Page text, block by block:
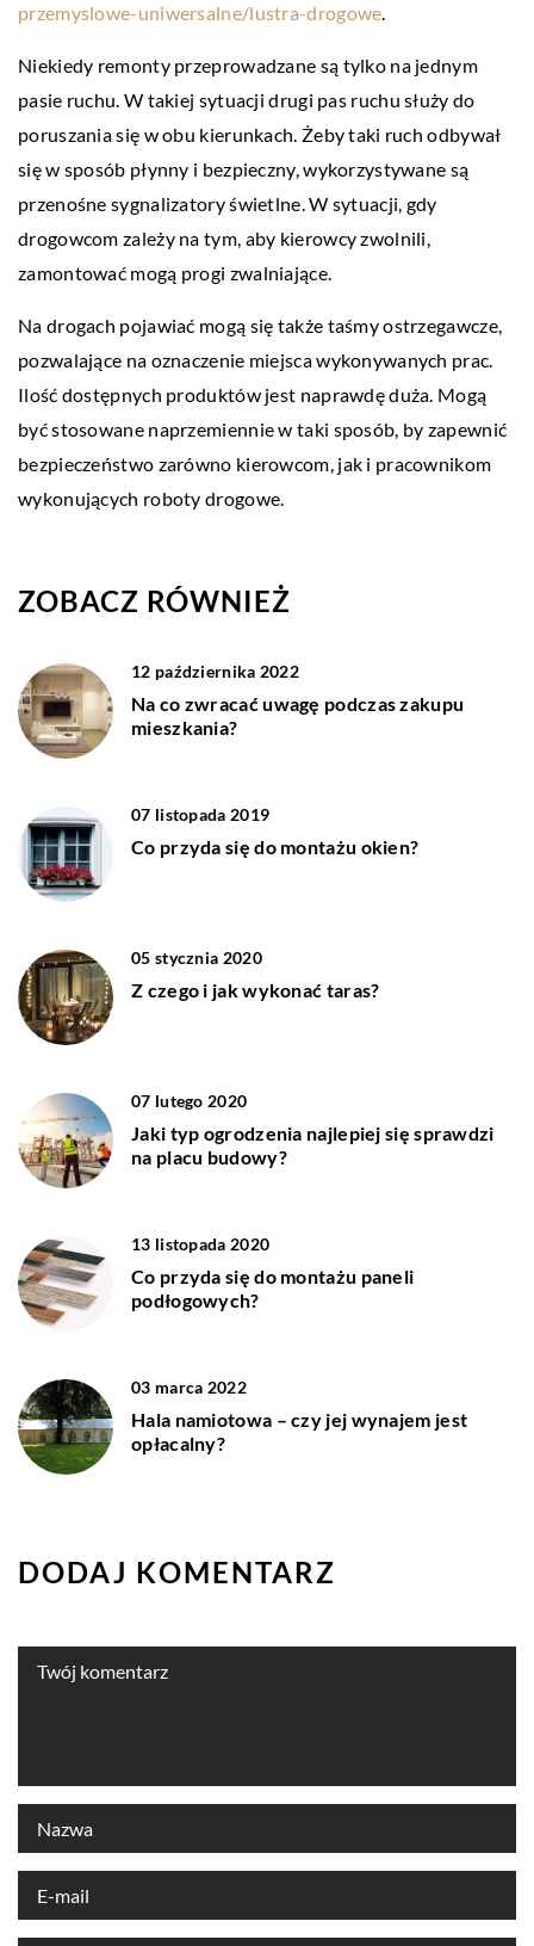
przemyslowe-uniwersalne/lustra-drogowe.
Niekiedy remonty przeprowadzane są tylko na jednym
pasie ruchu. W takiej sytuacji drugi pas ruchu służy do
poruszania się w obu kierunkach. Żeby taki ruch odbywał
się w sposób płynny i bezpieczny, wykorzystywane są
przenośne sygnalizatory świetlne. W sytuacji, gdy
drogowcom zależy na tym, aby kierowcy zwolnili,
zamontować mogą progi zwalniające.
Na drogach pojawiać mogą się także taśmy ostrzegawcze,
pozwalające na oznaczenie miejsca wykonywanych prac.
Ilość dostępnych produktów jest naprawdę duża. Mogą
być stosowane naprzemiennie w taki sposób, by zapewnić
bezpieczeństwo zarówno kierowcom, jak i pracownikom
wykonujących roboty drogowe.
ZOBACZ RÓWNIEŻ
12 października 2022
Na co zwracać uwagę podczas zakupu
mieszkania?
07 listopada 2019
Co przyda się do montażu okien?
05 stycznia 2020
Z czego i jak wykonać taras?
07 lutego 2020
Jaki typ ogrodzenia najlepiej się sprawdzi
na placu budowy?
13 listopada 2020
Co przyda się do montażu paneli
podłogowych?
03 marca 2022
Hala namiotowa – czy jej wynajem jest
opłacalny?
DODAJ KOMENTARZ